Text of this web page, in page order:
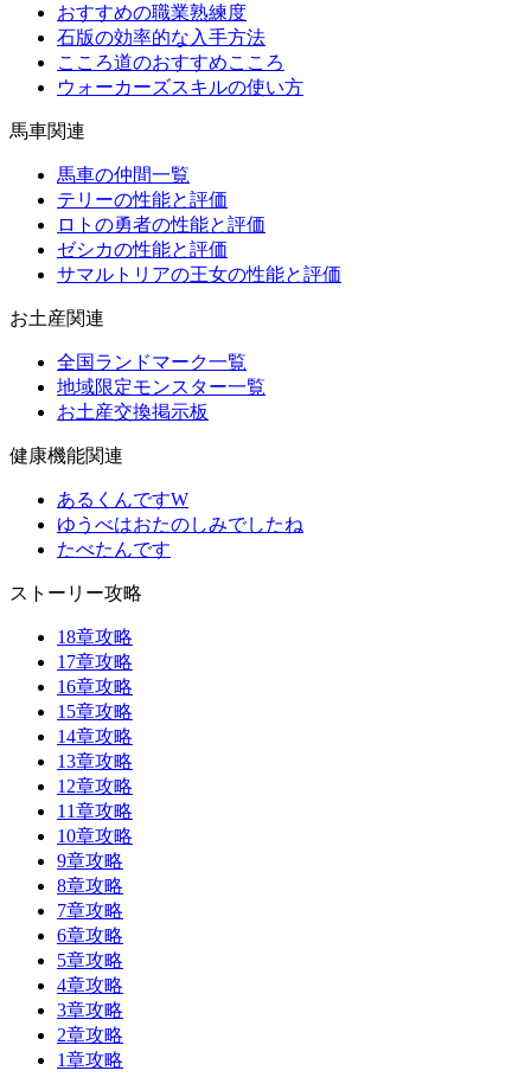
おすすめの職業熟練度
石版の効率的な入手方法
こころ道のおすすめこころ
ウォーカーズスキルの使い方
馬車関連
馬車の仲間一覧
テリーの性能と評価
ロトの勇者の性能と評価
ゼシカの性能と評価
サマルトリアの王女の性能と評価
お土産関連
全国ランドマーク一覧
地域限定モンスター一覧
お土産交換掲示板
健康機能関連
あるくんですW
ゆうべはおたのしみでしたね
たべたんです
ストーリー攻略
18章攻略
17章攻略
16章攻略
15章攻略
14章攻略
13章攻略
12章攻略
11章攻略
10章攻略
9章攻略
8章攻略
7章攻略
6章攻略
5章攻略
4章攻略
3章攻略
2章攻略
1章攻略